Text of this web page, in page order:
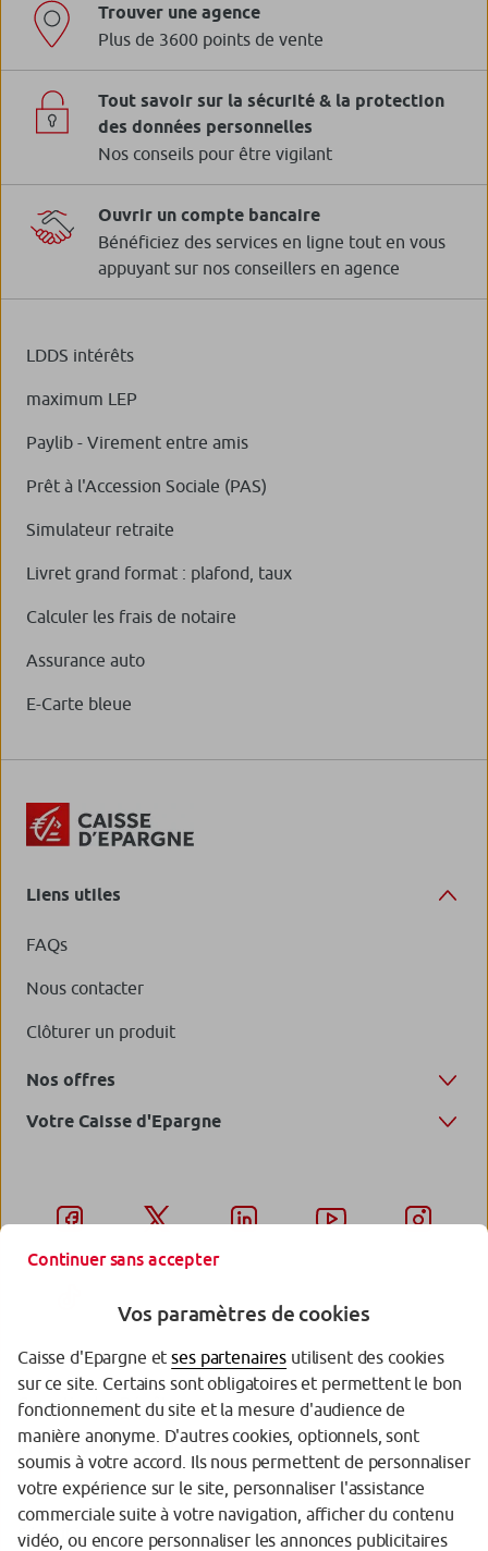
Trouver une agence
Plus de 3600 points de vente
Tout savoir sur la sécurité & la protection
des données personnelles
Nos conseils pour être vigilant
Ouvrir un compte bancaire
Bénéficiez des services en ligne tout en vous
appuyant sur nos conseillers en agence
LDDS intérêts
maximum LEP
Paylib - Virement entre amis
Prêt à l'Accession Sociale (PAS)
Simulateur retraite
Livret grand format : plafond, taux
Calculer les frais de notaire
Assurance auto
E-Carte bleue
Liens utiles
FAQs
Nous contacter
Clôturer un produit
Nos offres
Votre Caisse d'Epargne
Garantie des Dépôts
Protection des données personnelles
Politique cookies
Sécurité
Continuer sans accepter
Vos paramètres de cookies
Caisse d'Epargne etses partenaires utilisent des cookies
sur ce site. Certains sont obligatoires et permettent le bon
fonctionnement du site et la mesure d'audience de
manière anonyme. D'autres cookies, optionnels, sont
soumis à votre accord. Ils nous permettent de personnaliser
votre expérience sur le site, personnaliser l'assistance
commerciale suite à votre navigation, afficher du contenu
vidéo, ou encore personnaliser les annonces publicitaires